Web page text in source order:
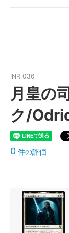
INR_036
月皇の
ク/
0 件の評価